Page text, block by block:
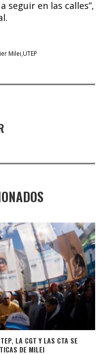
seguir en las calles”,
Milei UTEP
LA CGT Y LAS CTA SE
DE MILEI